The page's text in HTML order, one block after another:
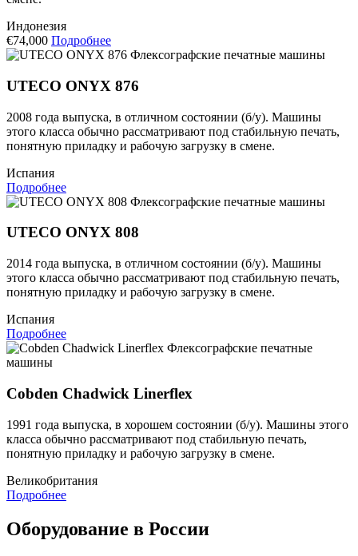
Индонезия
€74,000 Подробнее
Флексографские печатные машины
UTECO ONYX 876
2008 года выпуска, в отличном состоянии (б/у). Машины
этого класса обычно рассматривают под стабильную печать,
понятную приладку и рабочую загрузку в смене.
Испания
Подробнее
Флексографские печатные машины
UTECO ONYX 808
2014 года выпуска, в отличном состоянии (б/у). Машины
этого класса обычно рассматривают под стабильную печать,
понятную приладку и рабочую загрузку в смене.
Испания
Подробнее
Флексографские печатные
машины
Cobden Chadwick Linerflex
1991 года выпуска, в хорошем состоянии (б/у). Машины этого
класса обычно рассматривают под стабильную печать,
понятную приладку и рабочую загрузку в смене.
Великобритания
Подробнее
Оборудование в России